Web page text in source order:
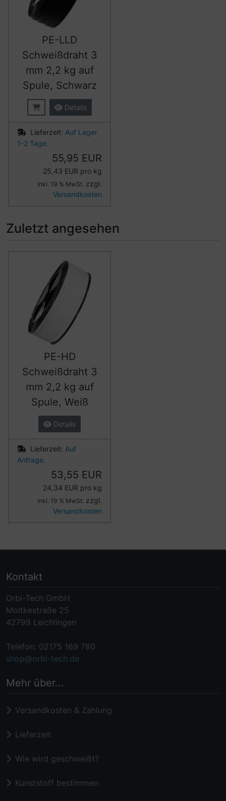
PE-LLD
Schweißdraht 3
mm 2,2 kg auf
Spule, Schwarz
Details
Lieferzeit: Auf Lager.
1-2 Tage.
55,95 EUR
25,43 EUR pro kg
inkl. 19 % MwSt. zzgl.
Versandkosten
Zuletzt angesehen
PE-HD
Schweißdraht 3
mm 2,2 kg auf
Spule, Weiß
Details
Lieferzeit: Auf
Anfrage.
53,55 EUR
24,34 EUR pro kg
inkl. 19 % MwSt. zzgl.
Versandkosten
Kontakt
Orbi-Tech GmbH
Moltkestraße 25
42799 Leichlingen
Telefon: 02175 169 780
shop@orbi-tech.de
Mehr über...
Versandkosten & Zahlung
Lieferzeit
Wie wird geschweißt?
Kunststoff bestimmen